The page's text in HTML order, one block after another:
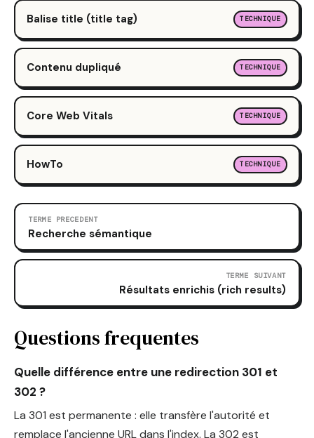
Balise title (title tag) TECHNIQUE
Contenu dupliqué TECHNIQUE
Core Web Vitals TECHNIQUE
HowTo TECHNIQUE
TERME PRECEDENT
Recherche sémantique
TERME SUIVANT
Résultats enrichis (rich results)
Questions frequentes
Quelle différence entre une redirection 301 et
302 ?
La 301 est permanente : elle transfère l'autorité et
remplace l'ancienne URL dans l'index. La 302 est